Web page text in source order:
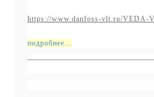
https://www.danfoss-vlt.ru/VEDA-
подробнее...